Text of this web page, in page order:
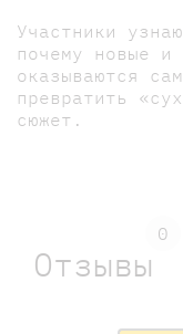
Участники
почему новые и
оказываются
превратить
сюжет.
Отзывы
0